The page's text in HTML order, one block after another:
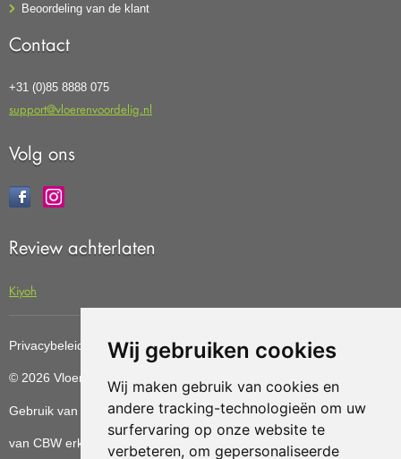
Wij gebruiken cookies
Wij maken gebruik van cookies en
andere tracking-technologieën om uw
surfervaring op onze website te
verbeteren, om gepersonaliseerde
Beoordeling van de klant
Contact
+31 (0)85 8888 075
support@vloerenvoordelig.nl
Volg ons
Review achterlaten
Kiyoh
Privacybeleid Cookiebeleid Update cookies preferences
© 2026 Vloerenvoordelig
Gebruik van deze site betekent dat u dealgemene voorwaarden
van CBW erkende woonwinkels accepteert.